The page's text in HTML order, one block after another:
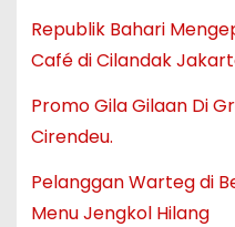
Republik Bahari
Café di Cilandak
Promo Gila Gilaan Di
Cirendeu.
Pelanggan Warteg di
Menu Jengkol Hilang